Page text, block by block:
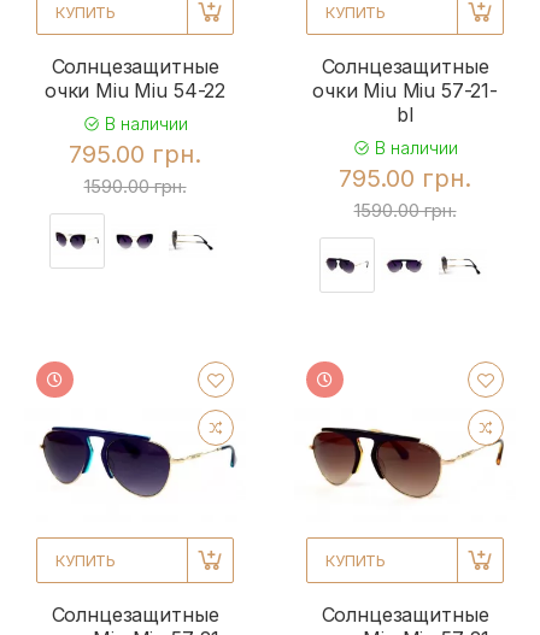
КУПИТЬ
Солнцезащитные
очки Miu Miu 54-22
В наличии
795.00 грн.
1590.00 грн.
КУПИТЬ
Солнцезащитные
очки Miu Miu 57-21-
bl
В наличии
795.00 грн.
1590.00 грн.
КУПИТЬ
Солнцезащитные
КУПИТЬ
Солнцезащитные